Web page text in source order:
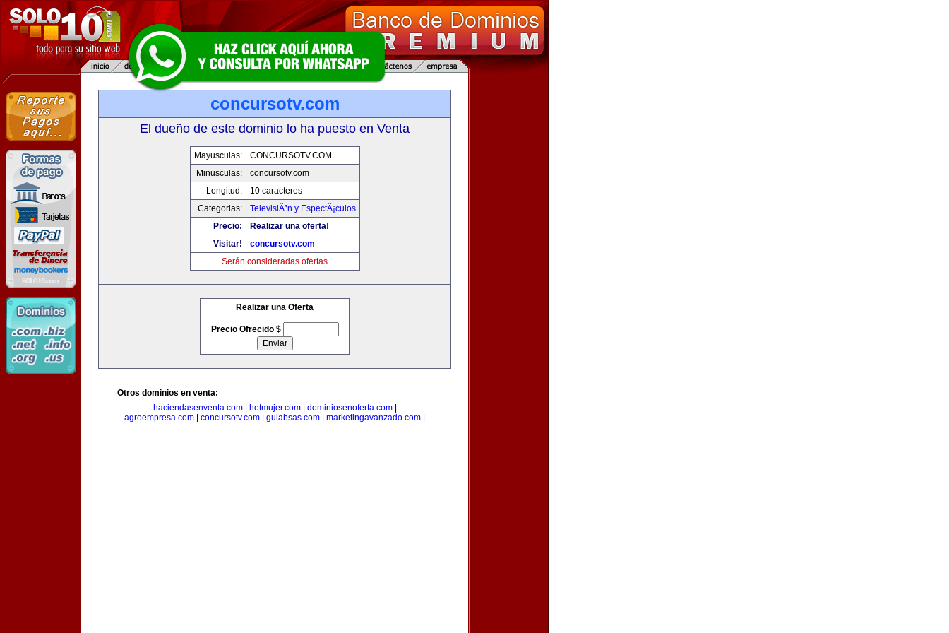
concursotv.com
El dueño de este dominio lo ha puesto en Venta
Mayusculas:
CONCURSOTV.COM
Minusculas:
concursotv.com
Longitud:
10 caracteres
Categorias:
TelevisiÃ³n y EspectÃ¡culos
Precio:
Realizar una oferta!
Visitar!
concursotv.com
Serán consideradas ofertas
Realizar una Oferta
Precio Ofrecido $
Otros dominios en venta:
haciendasenventa.com| hotmujer.com| dominiosenoferta.com|
agroempresa.com
concursotv.com guiabsas.com marketingavanzado.com